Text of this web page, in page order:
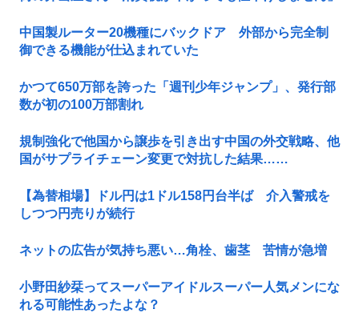
中国製ルーター20機種にバックドア 外部から完全制
御できる機能が仕込まれていた
かつて650万部を誇った「週刊少年ジャンプ」、発行部
数が初の100万部割れ
規制強化で他国から譲歩を引き出す中国の外交戦略、他
国がサプライチェーン変更で対抗した結果……
【為替相場】ドル円は1ドル158円台半ば 介入警戒を
しつつ円売りが続行
ネットの広告が気持ち悪い…角栓、歯茎 苦情が急増
小野田紗栞ってスーパーアイドルスーパー人気メンにな
れる可能性あったよな？